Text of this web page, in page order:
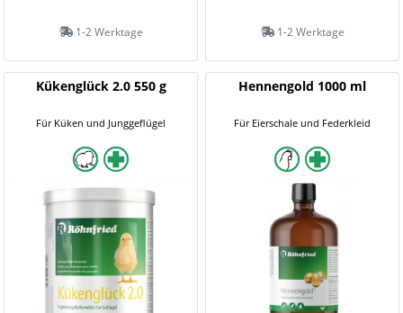
1-2 Werktage 1-2 Werktage
Kükenglück 2.0 550 g
Für Küken und Junggeflügel
Hennengold 1000 ml
Für Eierschale und Federkleid